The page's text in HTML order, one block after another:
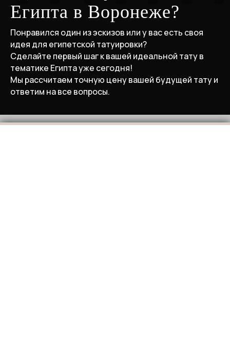
Египта в Воронеже?
Понравился один из эскизов или у вас есть своя
идея для египетской татуировки?
Сделайте первый шаг к вашей идеальной тату в
тематике Египта уже сегодня!
Мы рассчитаем точную цену вашей будущей тату и
ответим на все вопросы.